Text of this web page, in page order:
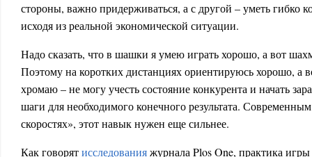
стороны, важно придерживаться, а с другой – уметь гибко
исходя из реальной экономической ситуации.
Надо сказать, что в шашки я умею играть хорошо, а вот
Поэтому на коротких дистанциях ориентируюсь хорошо, а
хромаю – не могу учесть состояние конкурента и начать
шаги для необходимого конечного результата.
скоростях», этот навык нужен еще сильнее.
Как говорятисследованияжурнала Plos One, практика